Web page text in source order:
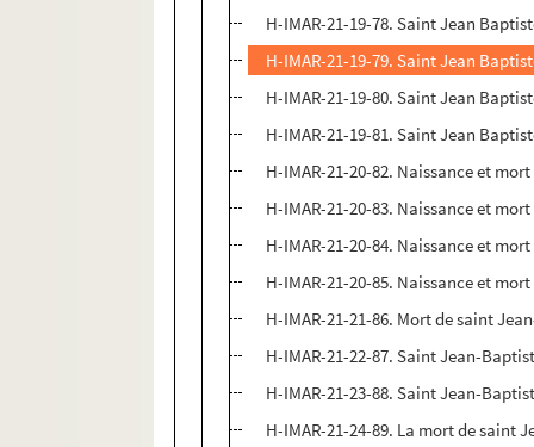
H-IMAR-21-19-78. Saint Jean
H-IMAR-21-19-79. Saint Jean
H-IMAR-21-19-80. Saint Jean
H-IMAR-21-19-81. Saint Jean
H-IMAR-21-20-82. Naissance et
H-IMAR-21-20-83. Naissance et
H-IMAR-21-20-84. Naissance et
H-IMAR-21-20-85. Naissance et
H-IMAR-21-21-86. Mort de saint
H-IMAR-21-22-87. Saint Jean-
H-IMAR-21-23-88. Saint Jean-
H-IMAR-21-24-89. La mort de saint